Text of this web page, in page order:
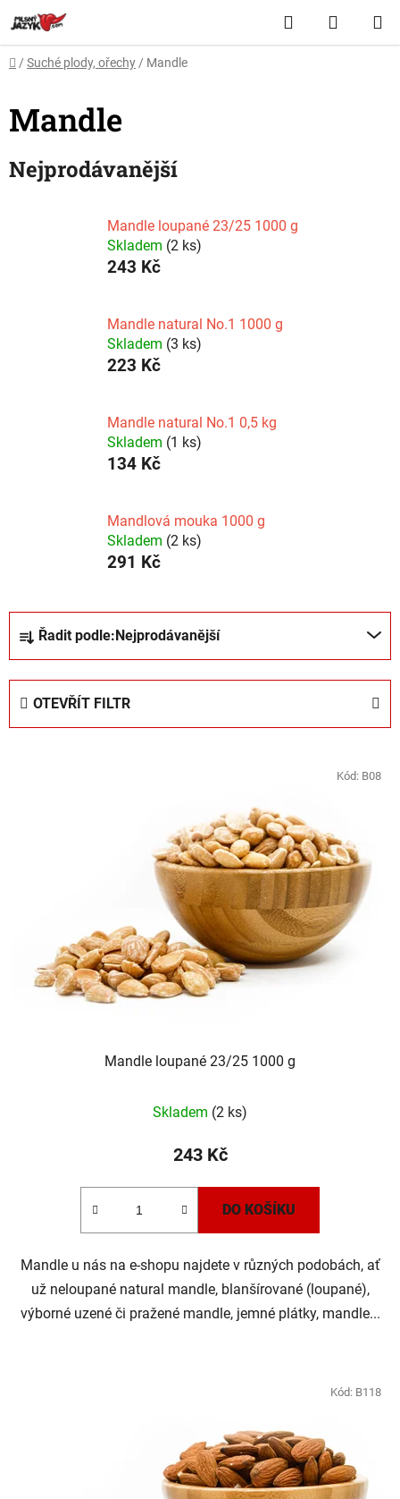
na
obsah
Hledat
KOŠÍK
Domů
/ Suché plody, ořechy / Mandle
Mandle
Nejprodávanější
Mandle loupané 23/25 1000 g
Skladem (2 ks)
243 Kč
Mandle natural No.1 1000 g
Skladem (3 ks)
223 Kč
Mandle natural No.1 0,5 kg
Skladem (1 ks)
134 Kč
Mandlová mouka 1000 g
Skladem (2 ks)
291 Kč
Ř
a
z
n
Řadit podle:Nejprodávanější
OTEVŘÍT FILTR
Mandle loupané 23/25 1000 g
Skladem (2 ks)
243 Kč
DO KOŠÍKU
Mandle u nás na e-shopu najdete v různých podobách, ať
už neloupané natural mandle, blanšírované (loupané),
výborné uzené či pražené mandle, jemné plátky, mandle...
Kód: B08
Kód: B118